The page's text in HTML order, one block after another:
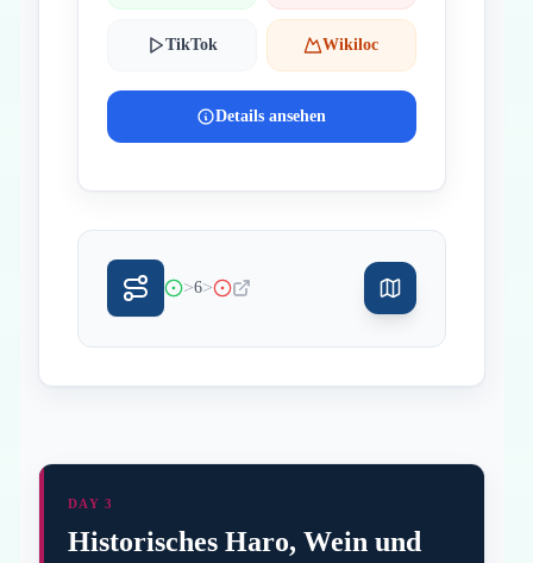
TikTok Wikiloc
Details ansehen
>6>
DAY 3
Historisches Haro, Wein und